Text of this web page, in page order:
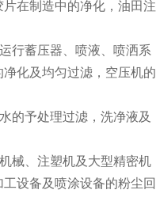
在制造中的净化，油田注
行蓄压器、喷液、喷洒系
化及均匀过滤，空压机的
的予处理过滤，洗净液及
械、注塑机及大型精密机
设备及喷涂设备的粉尘回